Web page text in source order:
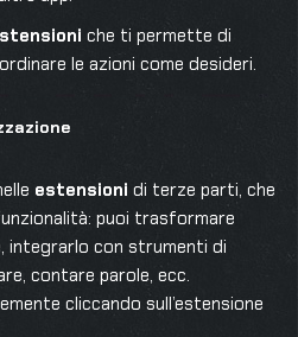
che ti permette di
le azioni come desideri.
estensioni di terze parti, che
puoi trasformare
integrarlo con strumenti di
contare parole, ecc.
cliccando sull’estensione